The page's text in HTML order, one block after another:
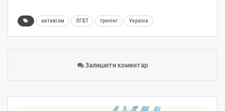
активізм ЛГБТ тренінг Україна
Залишити коментар